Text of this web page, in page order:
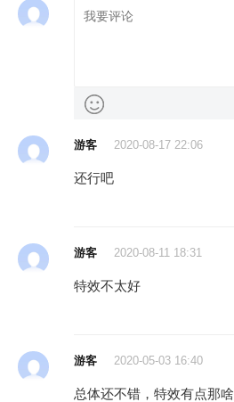
游客 2020-08-17 22:06
还行吧
游客 2020-08-11 18:31
特效不太好
游客 2020-05-03 16:40
总体还不错，特效有点那啥